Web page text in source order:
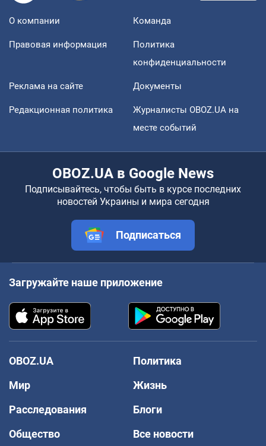
О компании Команда
Правовая информация
Политика
конфиденциальности
Реклама на сайте Документы
Редакционная политика
Журналисты OBOZ.UA на
месте событий
OBOZ.UA в Google News
Подписывайтесь, чтобы быть в курсе последних
новостей Украины и мира сегодня
Подписаться
Загружайте наше приложение
OBOZ.UA
Политика
Мир
Жизнь
Расследования
Блоги
Общество
Все новости